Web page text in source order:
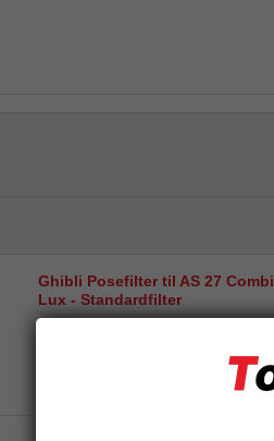
Ghibli Posefilter til AS 27 Combi
Lux - Standardfilter